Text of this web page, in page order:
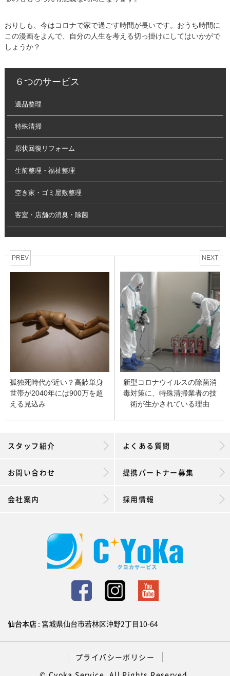
おりしも、今はコロナで家で過ごす時間が長いです。おうち時間に
この漫画をよんで、自分の人生を考える切っ掛けにしてはいかがで
しょうか？
６つのサービス
遺品整理
特殊清掃
原状回復リフォーム
生前整理・福祉整理
空き家・ゴミ屋敷整理
客室・店舗の消臭・除菌
PREV
孤独死時代が近い？高齢単身
世帯が2040年には900万を超
える見込み
NEXT
新型コロナウイルスの除菌消
毒対策に、特殊清掃業者の技
術が生かされている理由
スタッフ紹介 よくある質問
お問い合わせ 提携パートナー募集
会社案内 採用情報
仙台本店 : 宮城県仙台市若林区沖野2丁目10-64
プライバシーポリシー